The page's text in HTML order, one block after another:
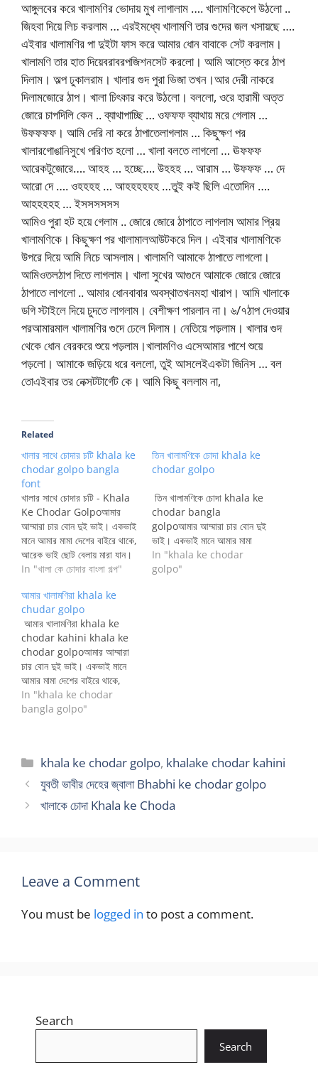
আঙ্গুলবের করে খালামণির ভোদায় মুখ লাগালাম …. খালামণিকেপে উঠলো ..
জিহবা দিয়ে লিচ করলাম … এরইমধ্যে খালামণি তার গুদের জল খসায়ছে ….
এইবার খালামণির পা দুইটা ফাস করে আমার ধোন বাবাকে সেট করলাম।
খালামণি তার হাত দিয়েবরাবরপজিশনসেট করলো। আমি আস্তে করে ঠাপ
দিলাম। অল্প ঢুকালরাম। খালার গুদ পুরা ভিজা তখন।আর দেরী নাকরে
দিলামজোরে ঠাপ। খালা চিৎকার করে উঠলো। বললো, ওরে হারামী অত্ত
জোরে চাপদিলি কেন .. ব্যাথাপাচ্ছি … ওফফফ ব্যাথায় মরে গেলাম …
উফফফফ। আমি দেরি না করে ঠাপাতেলাগলাম … কিছুক্ষণ পর
খালারগোঙানিসুখে পরিণত হলো … খালা বলতে লাগলো … ঊফফফ
আরেকটুজোরে…. আহহ … হচ্ছে…. উহহহ … আরাম … উফফফ … দে
আরো দে …. ওহহহহ … আহহহহহহ …তুই কই ছিলি এতোদিন ….
আহহহহহ … ইসসসসসস
আমিও পুরা হট হয়ে গেলাম .. জোরে জোরে ঠাপাতে লাগলাম আমার প্রিয়
খালামণিকে। কিছুক্ষণ পর খালামালআউটকরে দিল। এইবার খালামণিকে
উপরে দিয়ে আমি নিচে আসলাম। খালামণি আমাকে ঠাপাতে লাগলো।
আমিওতলঠাপ দিতে লাগলাম। খালা সুখের আগুনে আমাকে জোরে জোরে
ঠাপাতে লাগলো .. আমার ধোনবাবার অবস্থাতখনমহা খারাপ। আমি খালাকে
ডগি স্টাইলে দিয়ে চুদতে লাগলাম। বেশীক্ষণ পারলান না। ৬/৭ঠাপ দেওয়ার
পরআমারমাল খালামণির গুদে ঢেলে দিলাম। নেতিয়ে পড়লাম। খালার গুদ
থেকে ধোন বেরকরে শুয়ে পড়লাম।খালামণিও এসেআমার পাশে শুয়ে
পড়লো। আমাকে জড়িয়ে ধরে বললো, তুই আসলেইএকটা জিনিস … বল
তোএইবার তর নেক্সটটার্গেট কে। আমি কিছু বললাম না,
Related
খালার সাথে চোদার চটি khala ke
chodar golpo bangla
font
খালার সাথে চোদার চটি - Khala
Ke Chodar Golpoআমার
আম্মারা চার বোন দুই ভাই। একভাই
মানে আমার মামা দেশের বাইরে থাকে,
আরেক ভাই ছোট বেলায় মারা যান।
আমার আম্মা সবার বড়। তারপরের
আম্মার চার বছরের ছোট। খালুর
সাথে তার ছাড়াছাড়ি হয়ে গেছে।
উনার এক…
In "খালা কে চোদার বাংলা গল্প"
তিন খালামণিকে চোদা khala ke
chodar golpo
তিন খালামণিকে চোদা khala ke
chodar bangla
golpoআমার আম্মারা চার বোন দুই
ভাই। একভাই মানে আমার মামা
দেশের বাইরে থাকে, আরেক ভাই
ছোট বেলায় মারা যান। আমার আম্মা
In "khala ke chodar
golpo"
আমার খালামণিরা khala ke
chudar golpo
আমার খালামণিরা khala ke
chodar kahini khala ke
chodar golpoআমার আম্মারা
চার বোন দুই ভাই। একভাই মানে
আমার মামা দেশের বাইরে থাকে,
আরেক ভাই ছোট বেলায় মারা যান।
আমার আম্মা সবার বড়। তারপরের
উনার এক ছেলে…
In "khala ke chodar
bangla golpo"
Categories
khala ke chodar golpo, khalake chodar kahini
যুবতী ভাবীর দেহের জ্বালা Bhabhi ke chodar golpo
খালাকে চোদা Khala ke Choda
Leave a Comment
You must be logged in to post a comment.
Search
Search